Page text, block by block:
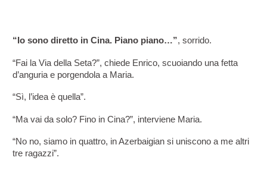
“Io sono diretto in Cina. Piano piano…”, sorrido.
“Fai la Via della Seta?”, chiede Enrico, scuoiando una fetta
d’anguria e porgendola a Maria.
“Sì, l’idea è quella”.
“Ma vai da solo? Fino in Cina?”, interviene Maria.
“No no, siamo in quattro, in Azerbaigian si uniscono a me altri
tre ragazzi”.